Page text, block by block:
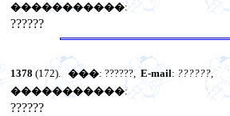
�����������:
??????
1378 (172). ���: ??????, E-mail:??????,
�����������:
??????